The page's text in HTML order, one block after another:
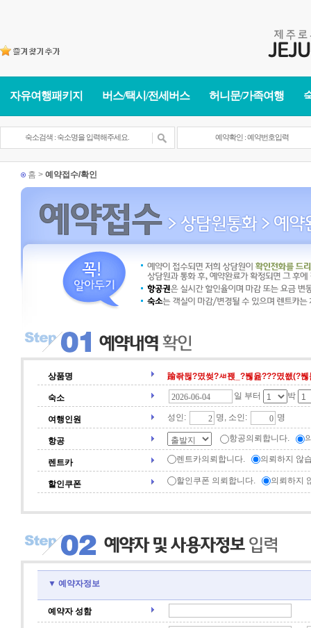
자유여행패키지 버스/택시/전세버스 허니문/가족여행
홈 > 예약접수/확인
상품명 踰좎뒪?몄썾?ㅽ꽩_?붾윮???몄쐢(?
숙소 일 부터 박
여행인원 성인: 명, 소인: 명
항공 항공의뢰합니다.
렌트카 렌트카의뢰합니다. 의뢰하지 않
할인쿠폰 할인쿠폰 의뢰합니다. 의뢰하지
▼ 예약자정보
예약자 성함